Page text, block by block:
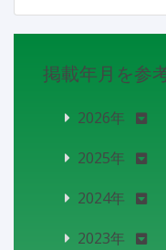
掲載年月を参
2026年
2025年
2024年
2023年